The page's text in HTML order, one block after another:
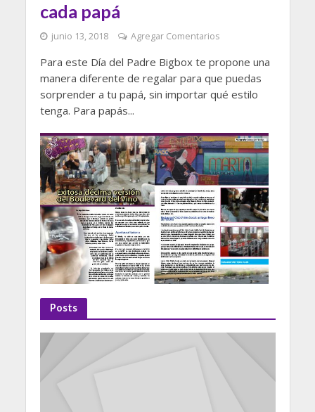
cada papá
junio 13, 2018 Agregar Comentarios
Para este Día del Padre Bigbox te propone una
manera diferente de regalar para que puedas
sorprender a tu papá, sin importar qué estilo
tenga. Para papás...
Posts